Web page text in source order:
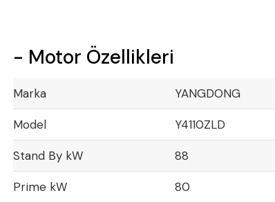
- Motor Özellikleri
Marka YANGDONG
Model Y4110ZLD
Stand By kW 88
Prime kW 80